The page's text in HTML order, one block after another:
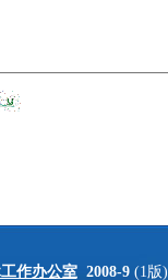
作办公室 2008-9(1版)